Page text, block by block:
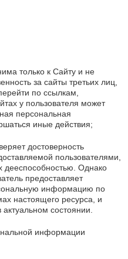
только к Сайту и не
за сайты третьих лиц,
по ссылкам,
у пользователя может
персональная
иные действия;
достоверность
пользователями,
дееспособностью. Однако
предоставляет
информацию по
настоящего ресурса, и
состоянии.
информации